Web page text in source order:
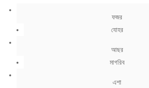
ফজর
যোহর
আছর
মাগরিব
এশা